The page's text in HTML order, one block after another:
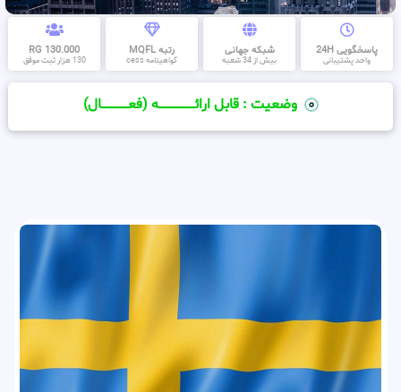
پاسخگویی 24H
واحد پشتیبانی
شبکه جهانی
بیش از 34 شعبه
رتبه MQFL
گواهینامه cess
130.000 RG
130 هزار ثبت موفق
وضعیت : قابل ارائــــــــــــــــــــه (فعـــــــــــــــال)